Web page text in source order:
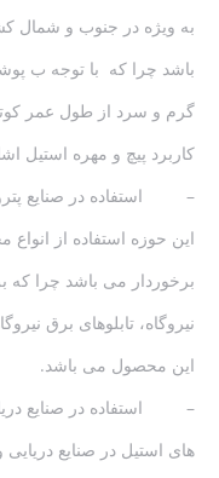
به ویژه در جنوب و شمال
باشد چرا که با توجه ب
گرم و سرد از طول عمر
کاربرد پیچ و مهره استیل
– استفاده در صنایع
این حوزه استفاده از
برخوردار می باشد چرا که
نیروگاه، تابلوهای برق
این محصول می باشد.
– استفاده در صنایع